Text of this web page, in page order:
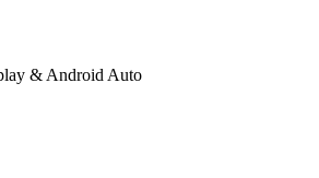
& Android Auto